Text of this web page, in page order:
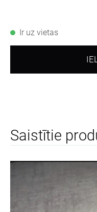
Ir uz vietas
Saistītie